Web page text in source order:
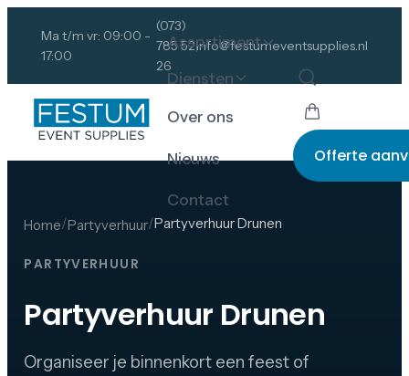
Ma t/m vr: 09:00 -
17:00
(073)
785 52
26
info@festumeventsupplies.nl
Assortiment
Diensten
Over ons
Nieuws
Contact
Offerte
Home/Partyverhuur/Partyverhuur Drunen
PARTYVERHUUR
Partyverhuur Drunen
Organiseer je binnenkort een feest of